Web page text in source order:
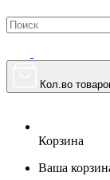
Кол.во
Корзина
Ваша